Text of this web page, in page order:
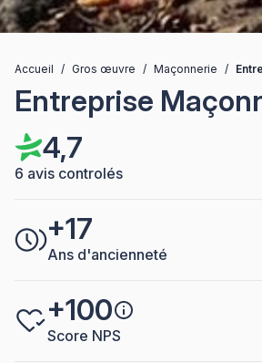
Accueil / Gros œuvre / Maçonnerie /
Entreprise
4,7
6 avis controlés
+17
Ans d'ancienneté
+100
Score NPS